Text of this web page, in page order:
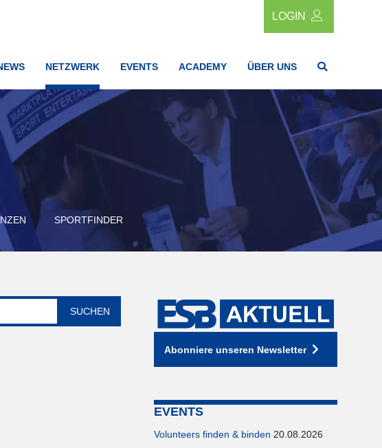
LOGIN
NETZWERK EVENTS ACADEMY ÜBER UNS
SPORTFINDER
Abonniere unseren Newsletter
EVENTS
Volunteers finden & binden 20.08.2026